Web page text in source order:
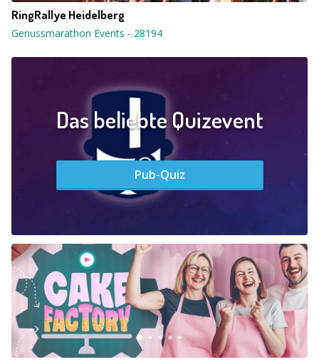
RingRallye Heidelberg
Genussmarathon Events - 28194
Das beliebte Quizevent
Pub-Quiz